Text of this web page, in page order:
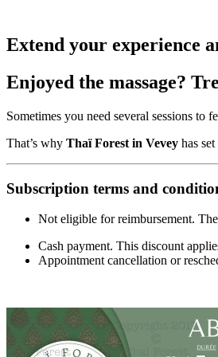
Extend your experience
Enjoyed the massage?
Sometimes you need several sessions to
That’s why Thaï Forest in Vevey has
Subscription terms and
Not eligible for reimbursement.
Cash payment. This discount
Appointment cancellation or